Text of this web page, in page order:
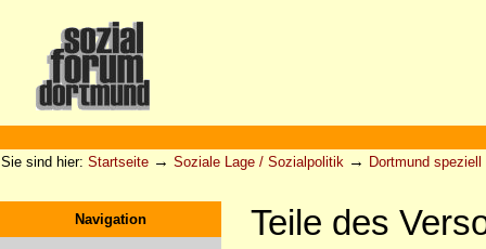
Werkzeuge
Sie sind hier: Startseite → Soziale Lage / Sozialpolitik → Dortmund speziell
Navigation Teile des